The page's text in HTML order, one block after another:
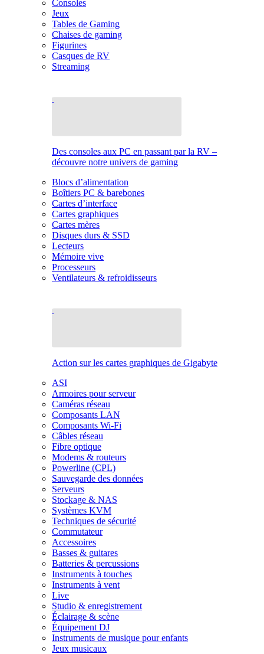
Consoles
Jeux
Tables de Gaming
Chaises de gaming
Figurines
Casques de RV
Streaming
Des consoles aux PC en passant par la RV –
découvre notre univers de gaming
Blocs d’alimentation
Boîtiers PC & barebones
Cartes d’interface
Cartes graphiques
Cartes mères
Disques durs & SSD
Lecteurs
Mémoire vive
Processeurs
Ventilateurs & refroidisseurs
Action sur les cartes graphiques de Gigabyte
ASI
Armoires pour serveur
Caméras réseau
Composants LAN
Composants Wi-Fi
Câbles réseau
Fibre optique
Modems & routeurs
Powerline (CPL)
Sauvegarde des données
Serveurs
Stockage & NAS
Systèmes KVM
Techniques de sécurité
Commutateur
Accessoires
Basses & guitares
Batteries & percussions
Instruments à touches
Instruments à vent
Live
Studio & enregistrement
Éclairage & scène
Équipement DJ
Instruments de musique pour enfants
Jeux musicaux